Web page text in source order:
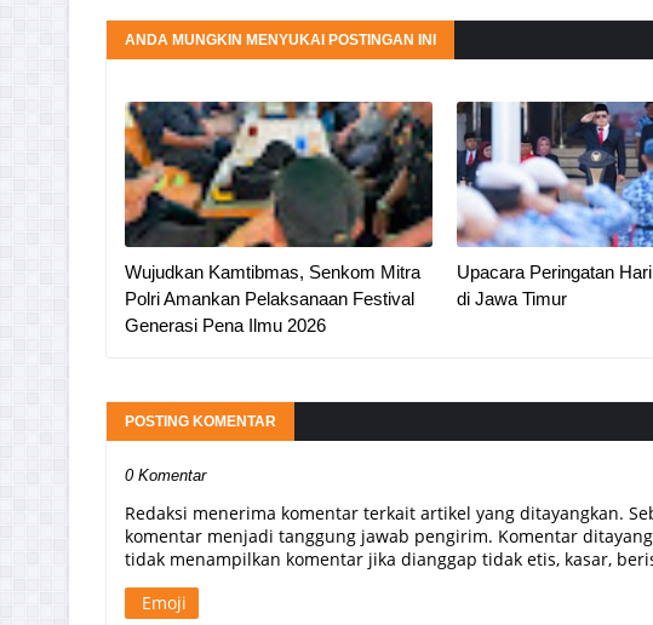
ANDA MUNGKIN MENYUKAI POSTINGAN INI
Wujudkan Kamtibmas, Senkom Mitra
Polri Amankan Pelaksanaan Festival
Generasi Pena Ilmu 2026
Upacara Peringatan
di Jawa Timur
POSTING KOMENTAR
0 Komentar
Redaksi menerima komentar terkait artikel yang ditayangkan.
komentar menjadi tanggung jawab pengirim. Komentar
tidak menampilkan komentar jika dianggap tidak etis, kasar,
Emoji